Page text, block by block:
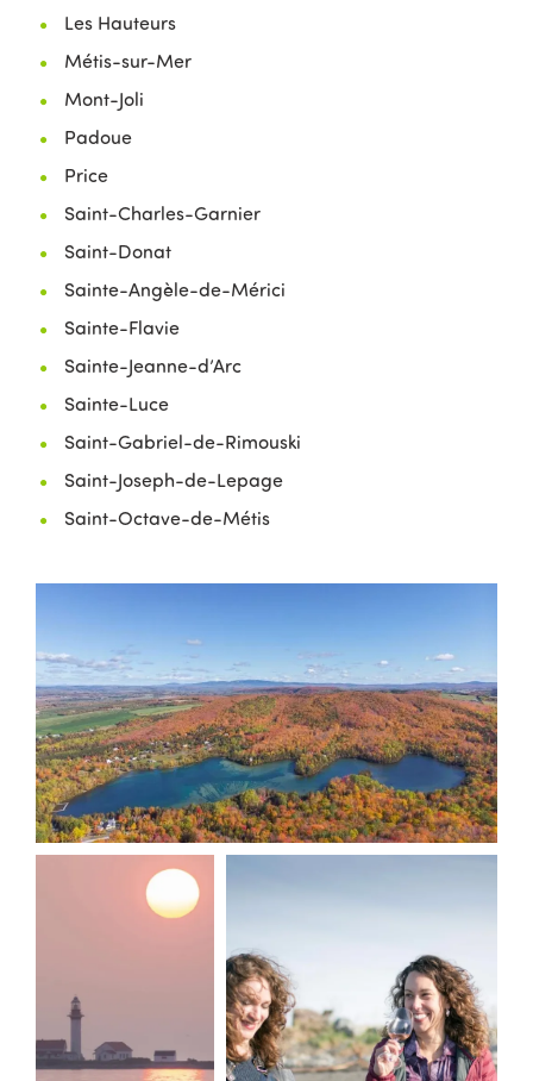
Les Hauteurs
Métis-sur-Mer
Mont-Joli
Padoue
Price
Saint-Charles-Garnier
Saint-Donat
Sainte-Angèle-de-Mérici
Sainte-Flavie
Sainte-Jeanne-d’Arc
Sainte-Luce
Saint-Gabriel-de-Rimouski
Saint-Joseph-de-Lepage
Saint-Octave-de-Métis